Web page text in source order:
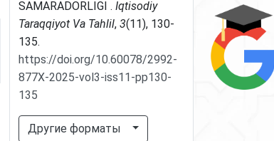
SAMARADORLIGI . Iqtisodiy
Taraqqiyot Va Tahlil, 3(11), 130-
135.
https://doi.org/10.60078/2992-
877X-2025-vol3-iss11-pp130-
135
Другие форматы